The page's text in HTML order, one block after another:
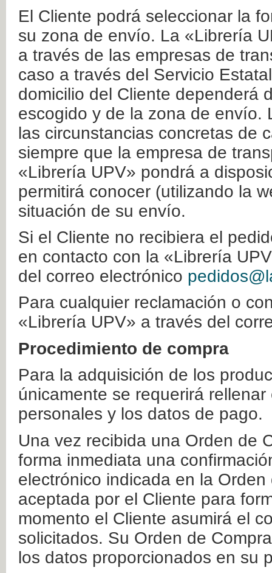
El Cliente podrá seleccionar la
su zona de envío. La «Librería
a través de las empresas de
caso a través del Servicio
domicilio del Cliente dependerá
escogido y de la zona de envío.
las circunstancias concretas de
siempre que la empresa de
«Librería UPV» pondrá a
permitirá conocer (utilizando la
situación de su envío.
Si el Cliente no recibiera el
en contacto con la «Librería
del correo electrónico
Para cualquier reclamación o
«Librería UPV» a través del
Procedimiento de compra
Para la adquisición de los
únicamente se requerirá
personales y los datos de pago.
Una vez recibida una Orden de
forma inmediata una
electrónico indicada en la
aceptada por el Cliente para
momento el Cliente asumirá el
solicitados. Su Orden de
los datos proporcionados en su